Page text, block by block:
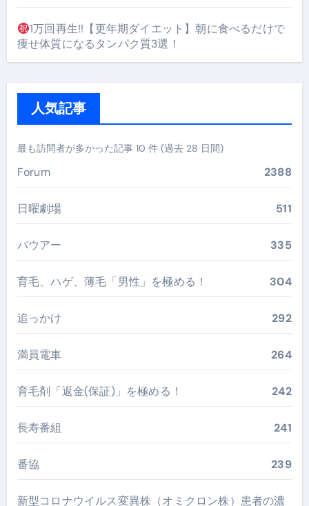
1万回再生!!【更年期ダイエット】朝に食べるだけで
痩せ体質になるタンパク質3選！
人気記事
最も訪問者が多かった記事 10 件 (過去 28 日間)
Forum 2388
日曜劇場 511
バウアー 335
育毛、ハゲ、薄毛「男性」を極める！ 304
追っかけ 292
満員電車 264
育毛剤「返金(保証)」を極める！ 242
長寿番組 241
番協 239
新型コロナウイルス変異株（オミクロン株）患者の濃